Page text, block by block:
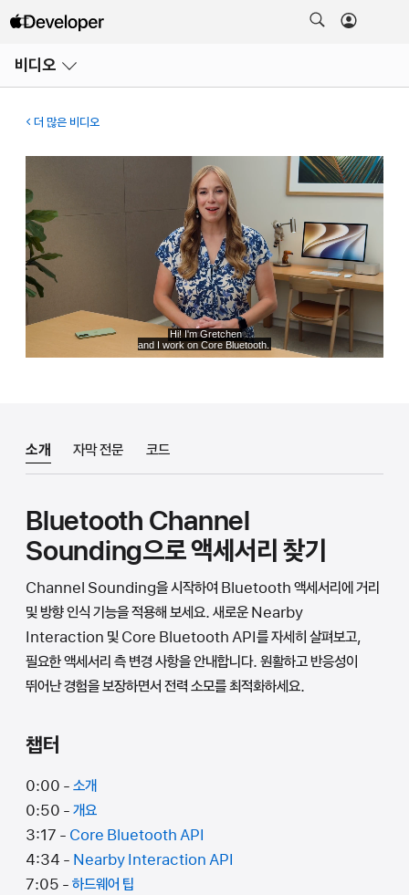
비디오
열기
더 많은 비디오
소개 자막 전문 코드
Bluetooth Channel
Sounding으로 액세서리 찾기
Channel Sounding을 시작하여 Bluetooth 액세서리에 거리
및 방향 인식 기능을 적용해 보세요. 새로운 Nearby
Interaction 및 Core Bluetooth API를 자세히 살펴보고,
필요한 액세서리 측 변경 사항을 안내합니다. 원활하고 반응성이
뛰어난 경험을 보장하면서 전력 소모를 최적화하세요.
챕터
0:00 - 소개
0:50 - 개요
3:17 - Core Bluetooth API
4:34 - Nearby Interaction API
7:05 - 하드웨어 팁